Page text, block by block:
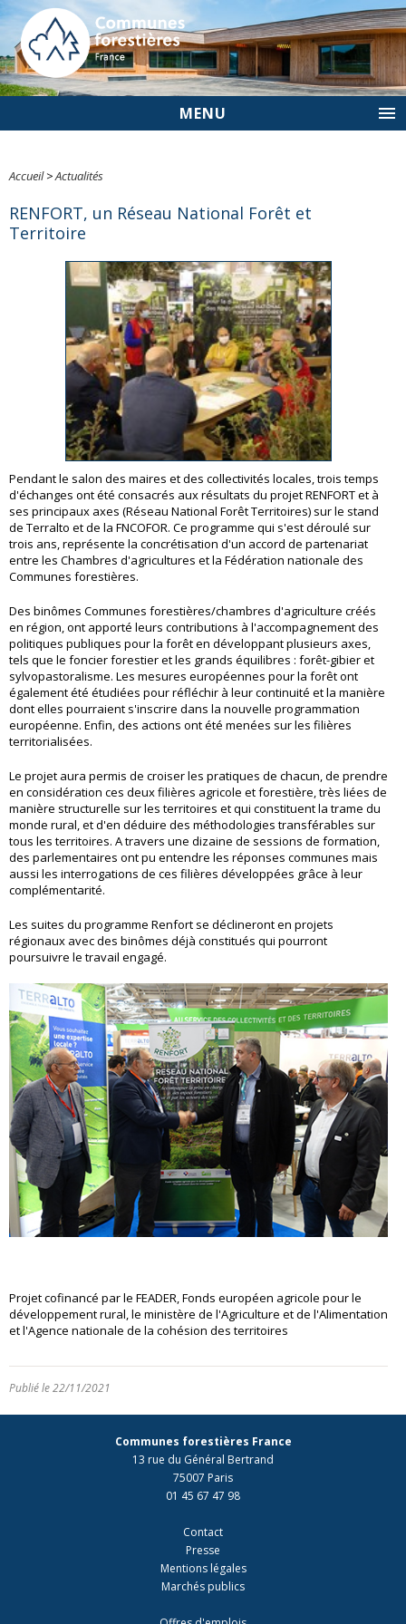
MENU
Accueil>Actualités
RENFORT, un Réseau National Forêt et
Territoire
Pendant le salon des maires et des collectivités locales, trois temps
d'échanges ont été consacrés aux résultats du projet RENFORT et à
ses principaux axes (Réseau National Forêt Territoires) sur le stand
de Terralto et de la FNCOFOR. Ce programme qui s'est déroulé sur
trois ans, représente la concrétisation d'un accord de partenariat
entre les Chambres d'agricultures et la Fédération nationale des
Communes forestières.
Des binômes Communes forestières/chambres d'agriculture créés
en région, ont apporté leurs contributions à l'accompagnement des
politiques publiques pour la forêt en développant plusieurs axes,
tels que le foncier forestier et les grands équilibres : forêt-gibier et
sylvopastoralisme. Les mesures européennes pour la forêt ont
également été étudiées pour réfléchir à leur continuité et la manière
dont elles pourraient s'inscrire dans la nouvelle programmation
européenne. Enfin, des actions ont été menées sur les filières
territorialisées.
Le projet aura permis de croiser les pratiques de chacun, de prendre
en considération ces deux filières agricole et forestière, très liées de
manière structurelle sur les territoires et qui constituent la trame du
monde rural, et d'en déduire des méthodologies transférables sur
tous les territoires. A travers une dizaine de sessions de formation,
des parlementaires ont pu entendre les réponses communes mais
aussi les interrogations de ces filières développées grâce à leur
complémentarité.
Les suites du programme Renfort se déclineront en projets
régionaux avec des binômes déjà constitués qui pourront
poursuivre le travail engagé.
Projet cofinancé par le FEADER, Fonds européen agricole pour le
développement rural, le ministère de l'Agriculture et de l'Alimentation
et l'Agence nationale de la cohésion des territoires
Publié le 22/11/2021
Communes forestières France
13 rue du Général Bertrand
75007 Paris
01 45 67 47 98
Contact
Presse
Mentions légales
Marchés publics